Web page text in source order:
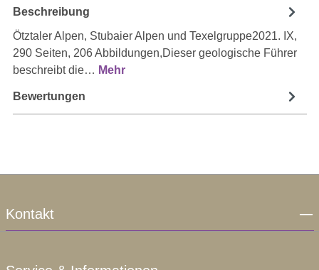
Beschreibung
Ötztaler Alpen, Stubaier Alpen und Texelgruppe2021. IX,
290 Seiten, 206 Abbildungen,Dieser geologische Führer
beschreibt die… Mehr
Bewertungen
Kontakt